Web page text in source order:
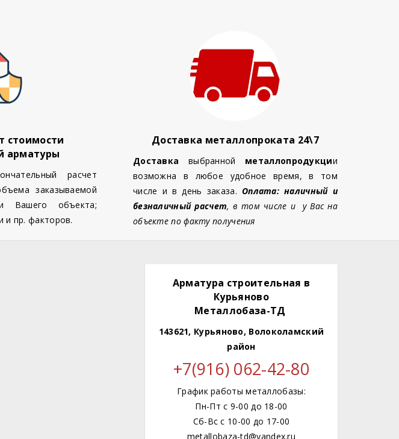
стоимости
арматуры
расчет
заказываемой
Вашего объекта;
и пр. факторов.
Доставка металлопроката 24\7
Доставка выбранной металлопродукции
возможна в любое удобное время, в том
числе и в день заказа. Оплата: наличный и
безналичный расчет, в том числе и у Вас на
объекте по факту получения
Арматура строительная в
Курьяново
Металлобаза-ТД
143621, Курьяново, Волоколамский
район
+7(916) 062-42-80
График работы металлобазы:
Пн-Пт с 9-00 до 18-00
Сб-Вс с 10-00 до 17-00
metallobaza-td@yandex.ru